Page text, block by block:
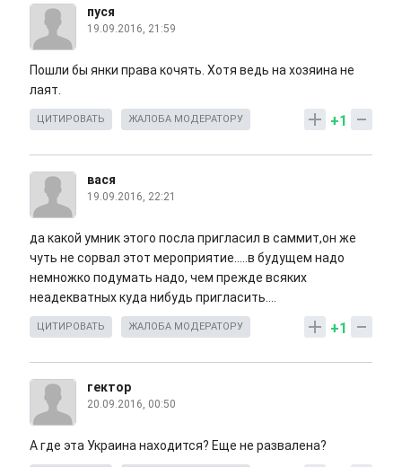
пуся
19.09.2016, 21:59
Пошли бы янки права кочять. Хотя ведь на хозяина не
лаят.
+1
ЦИТИРОВАТЬ ЖАЛОБА МОДЕРАТОРУ
вася
19.09.2016, 22:21
да какой умник этого посла пригласил в саммит,он же
чуть не сорвал этот мероприятие.....в будущем надо
немножко подумать надо, чем прежде всяких
неадекватных куда нибудь пригласить....
+1
ЦИТИРОВАТЬ ЖАЛОБА МОДЕРАТОРУ
гектор
20.09.2016, 00:50
А где эта Украина находится? Еще не развалена?